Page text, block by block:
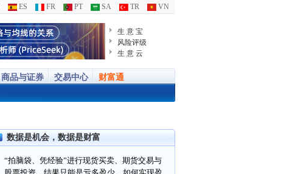
ES FR PT SA TR VN
生 意 宝
风险评级
生 意 云
商品与证券 交易中心 财富通
数据是机会，数据是财富
“拍脑袋、凭经验”进行现货买卖、期货交易与